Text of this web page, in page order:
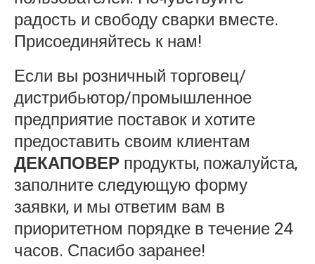
радость и свободу сварки вместе.
Присоединяйтесь к нам!
Если вы розничный торговец/
дистрибьютор/промышленное
предприятие поставок и хотите
предоставить своим клиентам
ДЕКАПОВЕР продукты, пожалуйста,
заполните следующую форму
заявки, и мы ответим вам в
приоритетном порядке в течение 24
часов. Спасибо заранее!